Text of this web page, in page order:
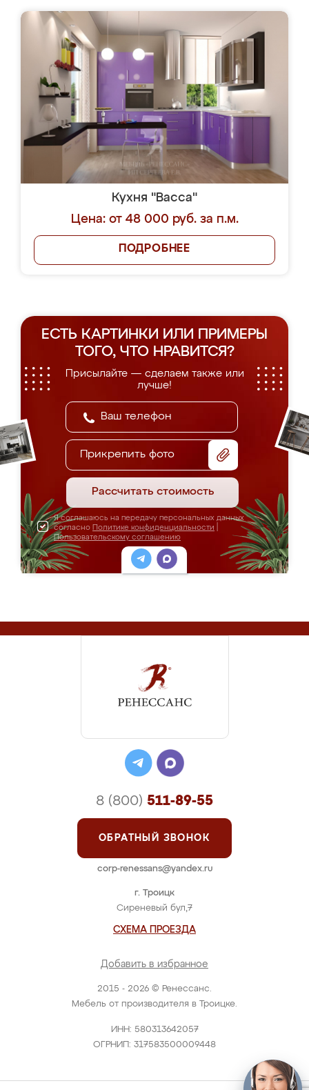
Кухня "Васса"
Цена: от 48 000 руб. за п.м.
ПОДРОБНЕЕ
ЕСТЬ КАРТИНКИ ИЛИ ПРИМЕРЫ
ТОГО, ЧТО НРАВИТСЯ?
Присылайте — сделаем также или
лучше!
Прикрепить фото
Рассчитать стоимость
Я соглашаюсь на передачу персональных данных
согласно Политике конфиденциальности
Пользовательскому соглашению
2015 - 2026 © Ренессанс.
Мебель от производителя в Троицке.
ИНН: 580313642057
ОГРНИП: 317583500009448
г. Троицк
Сиреневый бул,7
СХЕМА ПРОЕЗДА
Добавить в избранное
8 (800) 511-89-55
ОБРАТНЫЙ ЗВОНОК
corp-renessans@yandex.ru